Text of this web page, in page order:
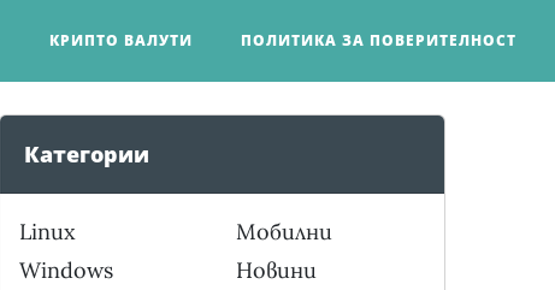
КРИПТО ВАЛУТИ ПОЛИТИКА ЗА ПОВЕРИТЕЛНОСТ
Категории
Linux
Windows
Мобилни
Новини